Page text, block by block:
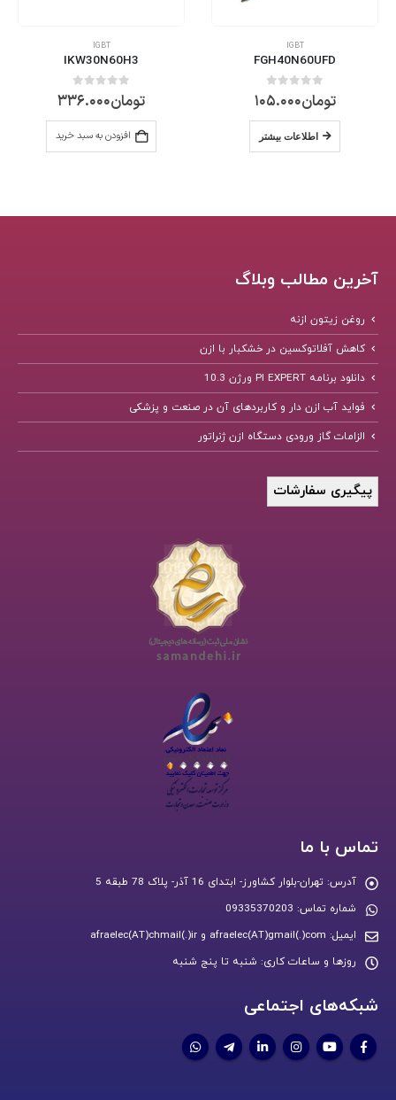
IGBT
FGH40N60UFD
از 5
تومان105.000
اطلاعات بیشتر
IGBT
IKW30N60H3
از 5
تومان336.000
افزودن به سبد خرید
آخرین مطالب وبلاگ
روغن زیتون ازنه
کاهش آفلاتوکسین در خشکبار با ازن
دانلود برنامه PI EXPERT ورژن 10.3
فواید آب ازن دار و کاربردهای آن در صنعت و پزشکی
الزامات گاز ورودی دستگاه ازن ژنراتور
پیگیری سفارشات
تماس با ما
آدرس: تهران-بلوار کشاورز- ابتدای 16 آذر- پلاک 78 طبقه 5
شماره تماس: 09335370203
ایمیل: afraelec(AT)gmail(.)com و afraelec(AT)chmail(.)ir
روزها و ساعات کاری: شنبه تا پنج شنبه
شبکه‌های اجتماعی